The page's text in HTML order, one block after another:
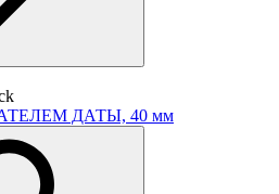
ДАТЫ, 40 мм